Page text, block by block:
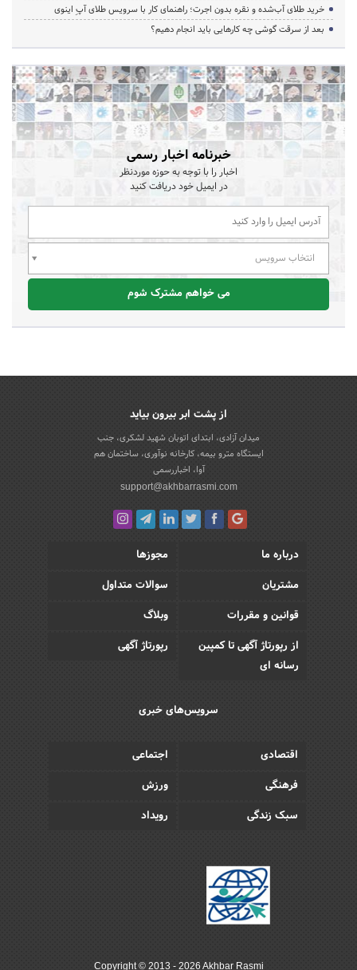
خرید طلای آب‌شده و نقره بدون اجرت؛ راهنمای کار با سرویس طلای آپِ اینوی
بعد از سرقت گوشی چه کارهایی باید انجام دهیم؟
خبرنامه اخبار رسمی
اخبار را با توجه به حوزه موردنظر
در ایمیل خود دریافت کنید
انتخاب سرویس
می خواهم مشترک شوم
از پشت ابر بیرون بیاید
میدان آزادی، ابتدای اتوبان شهید لشکری، جنب
ایستگاه مترو بیمه، کارخانه نوآوری، ساختمان هم
آوا، اخباررسمی
support@akhbarrasmi.com
درباره ما
مجوزها
مشتریان
سوالات متداول
قوانین و مقررات
وبلاگ
از رپورتاژ آگهی تا کمپین
رسانه ای
رپورتاژ آگهی
سرویس‌های خبری
اقتصادی
اجتماعی
فرهنگی
ورزش
سبک زندگی
رویداد
Copyright © 2013 - 2026 Akhbar Rasmi